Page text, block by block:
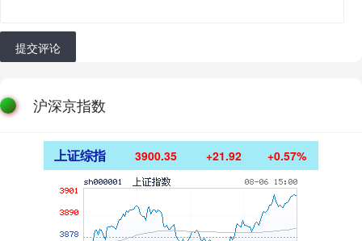
提交评论
沪深京指数
上证综指 3900.35 +21.92 +0.57%